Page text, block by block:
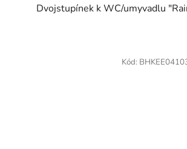
Dvojstupínek k WC/umyvadlu
Kód: